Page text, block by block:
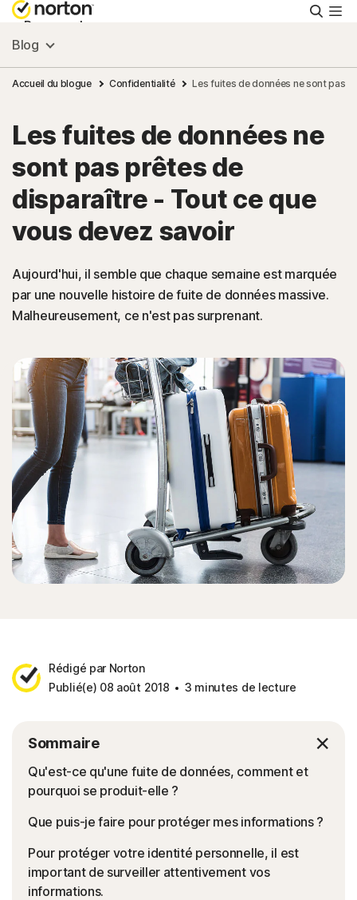
Personnel
Small Business
Ressources
Support
Essayer gratuitement
France
Blog
Accueil du blogue Confidentialité Les fuites de données ne sont pas
Les fuites de données ne
sont pas prêtes de
disparaître - Tout ce que
vous devez savoir
Aujourd'hui, il semble que chaque semaine est marquée
par une nouvelle histoire de fuite de données massive.
Malheureusement, ce n'est pas surprenant.
Rédigé par Norton
Publié(e) 08 août 2018
3 minutes de lecture
Sommaire
Qu'est-ce qu'une fuite de données, comment et
pourquoi se produit-elle ?
Que puis-je faire pour protéger mes informations ?
Pour protéger votre identité personnelle, il est
important de surveiller attentivement vos
informations.